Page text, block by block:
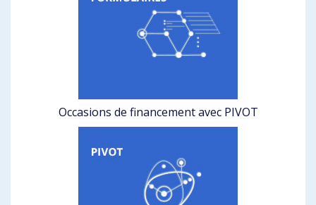
Occasions de financement avec PIVOT